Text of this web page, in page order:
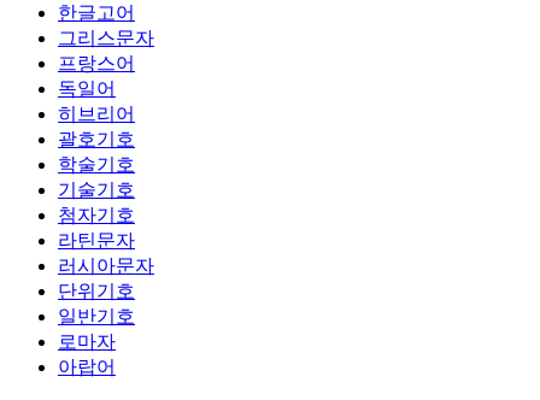
한글고어
그리스문자
프랑스어
독일어
히브리어
괄호기호
학술기호
기술기호
첨자기호
라틴문자
러시아문자
단위기호
일반기호
로마자
아랍어